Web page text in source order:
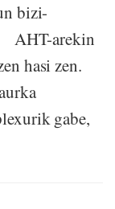
bizi-
AHT-arekin
hasi zen.
gabe,